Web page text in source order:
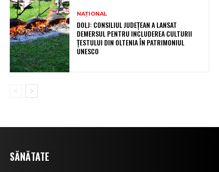
NAȚIONAL
DOLJ: CONSILIUL JUDEȚEAN A LANSAT
DEMERSUL PENTRU INCLUDEREA CULTURII
ȚESTULUI DIN OLTENIA ÎN PATRIMONIUL
UNESCO
SĂNĂTATE